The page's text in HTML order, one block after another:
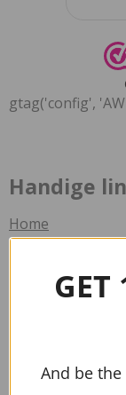
gtag('config',
Handige
Home
VerzendGET
And be